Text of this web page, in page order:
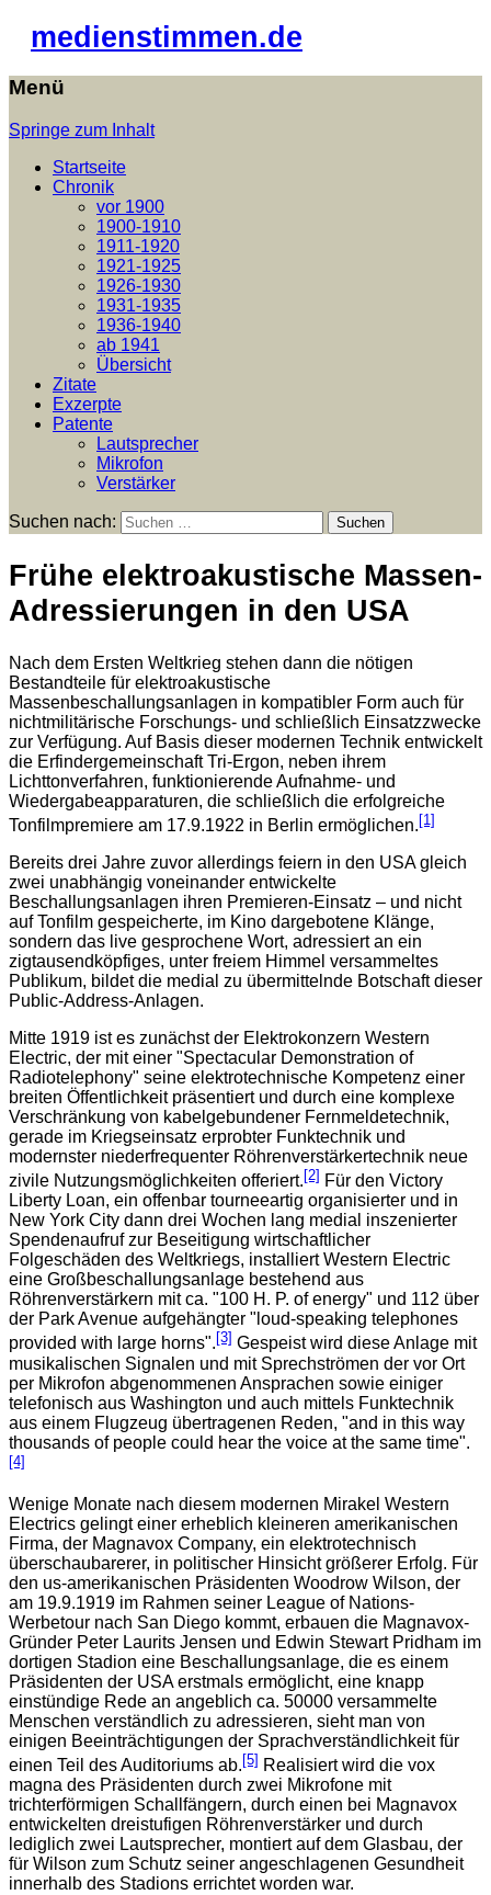
medienstimmen.de
Menü
Springe zum Inhalt
Startseite
Chronik
vor 1900
1900-1910
1911-1920
1921-1925
1926-1930
1931-1935
1936-1940
ab 1941
Übersicht
Zitate
Exzerpte
Patente
Lautsprecher
Mikrofon
Verstärker
Suchen nach:
Frühe elektroakustische Massen-
Adressierungen in den USA
Nach dem Ersten Weltkrieg stehen dann die nötigen
Bestandteile für elektroakustische
Massenbeschallungsanlagen in kompatibler Form auch für
nichtmilitärische Forschungs- und schließlich Einsatzzwecke
zur Verfügung. Auf Basis dieser modernen Technik entwickelt
die Erfindergemeinschaft Tri-Ergon, neben ihrem
Lichttonverfahren, funktionierende Aufnahme- und
Wiedergabeapparaturen, die schließlich die erfolgreiche
Tonfilmpremiere am 17.9.1922 in Berlin ermöglichen. [1]
Bereits drei Jahre zuvor allerdings feiern in den USA gleich
zwei unabhängig voneinander entwickelte
Beschallungsanlagen ihren Premieren-Einsatz – und nicht
auf Tonfilm gespeicherte, im Kino dargebotene Klänge,
sondern das live gesprochene Wort, adressiert an ein
zigtausendköpfiges, unter freiem Himmel versammeltes
Publikum, bildet die medial zu übermittelnde Botschaft dieser
Public-Address-Anlagen.
Mitte 1919 ist es zunächst der Elektrokonzern Western
Electric, der mit einer "Spectacular Demonstration of
Radiotelephony" seine elektrotechnische Kompetenz einer
breiten Öffentlichkeit präsentiert und durch eine komplexe
Verschränkung von kabelgebundener Fernmeldetechnik,
gerade im Kriegseinsatz erprobter Funktechnik und
modernster niederfrequenter Röhrenverstärkertechnik neue
zivile Nutzungsmöglichkeiten offeriert. [2] Für den Victory
Liberty Loan, ein offenbar tourneeartig organisierter und in
New York City dann drei Wochen lang medial inszenierter
Spendenaufruf zur Beseitigung wirtschaftlicher
Folgeschäden des Weltkriegs, installiert Western Electric
eine Großbeschallungsanlage bestehend aus
Röhrenverstärkern mit ca. "100 H. P. of energy" und 112 über
der Park Avenue aufgehängter " loud-speaking telephones
provided with large horns". [3] Gespeist wird diese Anlage mit
musikalischen Signalen und mit Sprechströmen der vor Ort
per Mikrofon abgenommenen Ansprachen sowie einiger
telefonisch aus Washington und auch mittels Funktechnik
aus einem Flugzeug übertragenen Reden, "and in this way
thousands of people could hear the voice at the same time".
[4]
Wenige Monate nach diesem modernen Mirakel Western
Electrics gelingt einer erheblich kleineren amerikanischen
Firma, der Magnavox Company, ein elektrotechnisch
überschaubarerer, in politischer Hinsicht größerer Erfolg. Für
den us-amerikanischen Präsidenten Woodrow Wilson, der
am 19.9.1919 im Rahmen seiner League of Nations-
Werbetour nach San Diego kommt, erbauen die Magnavox-
Gründer Peter Laurits Jensen und Edwin Stewart Pridham im
dortigen Stadion eine Beschallungsanlage, die es einem
Präsidenten der USA erstmals ermöglicht, eine knapp
einstündige Rede an angeblich ca. 50000 versammelte
Menschen verständlich zu adressieren, sieht man von
einigen Beeinträchtigun­gen der Sprachverständlichkeit für
einen Teil des Auditoriums ab. [5] Realisiert wird die vox
magna des Präsidenten durch zwei Mikrofone mit
trichterförmigen Schallfängern, durch einen bei Magnavox
entwickelten dreistufigen Röhrenverstärker und durch
lediglich zwei Lautsprecher, montiert auf dem Glasbau, der
für Wilson zum Schutz seiner angeschlagenen Gesundheit
innerhalb des Stadions errichtet worden war.